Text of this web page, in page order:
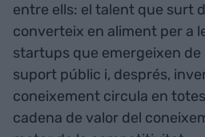
entre ells: el talent que surt
converteix en aliment per a
startups que emergeixen de
suport públic i, després,
coneixement circula en
cadena de valor del